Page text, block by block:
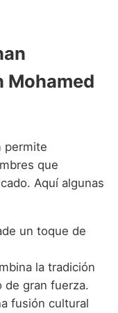
Mohamed
permite
que
Aquí algunas
un toque de
la tradición
de gran fuerza.
fusión cultural